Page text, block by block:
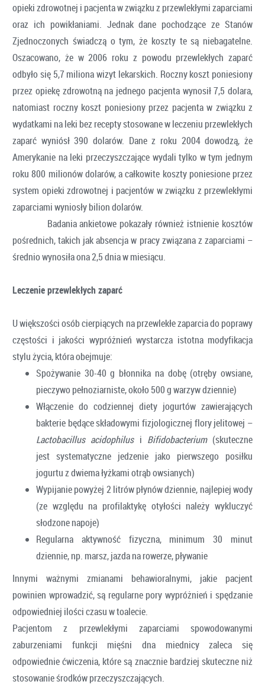
opieki zdrowotnej i pacjenta w związku z przewlekłymi zaparciami
oraz ich powikłaniami. Jednak dane pochodzące ze Stanów
Zjednoczonych świadczą o tym, że koszty te są niebagatelne.
Oszacowano, że w 2006 roku z powodu przewlekłych zaparć
odbyło się 5,7 miliona wizyt lekarskich. Roczny koszt poniesiony
przez opiekę zdrowotną na jednego pacjenta wynosił 7,5 dolara,
natomiast roczny koszt poniesiony przez pacjenta w związku z
wydatkami na leki bez recepty stosowane w leczeniu przewlekłych
zaparć wyniósł 390 dolarów. Dane z roku 2004 dowodzą, że
Amerykanie na leki przeczyszczające wydali tylko w tym jednym
roku 800 milionów dolarów, a całkowite koszty poniesione przez
system opieki zdrowotnej i pacjentów w związku z przewlekłymi
zaparciami wyniosły bilion dolarów.
Badania ankietowe pokazały również istnienie kosztów
pośrednich, takich jak absencja w pracy związana z zaparciami –
średnio wynosiła ona 2,5 dnia w miesiącu.
Leczenie przewlekłych zaparć
U większości osób cierpiących na przewlekłe zaparcia do poprawy
częstości i jakości wypróżnień wystarcza istotna modyfikacja
stylu życia, która obejmuje:
Spożywanie 30-40 g błonnika na dobę (otręby owsiane,
pieczywo pełnoziarniste, około 500 g warzyw dziennie)
Włączenie do codziennej diety jogurtów zawierających
bakterie będące składowymi fizjologicznej flory jelitowej –
Lactobacillus acidophilusi Bifidobacterium(skuteczne
jest systematyczne jedzenie jako pierwszego posiłku
jogurtu z dwiema łyżkami otrąb owsianych)
Wypijanie powyżej 2 litrów płynów dziennie, najlepiej wody
(ze względu na profilaktykę otyłości należy wykluczyć
słodzone napoje)
Regularna aktywność fizyczna, minimum 30 minut
dziennie, np. marsz, jazda na rowerze, pływanie
Innymi ważnymi zmianami behawioralnymi, jakie pacjent
powinien wprowadzić, są regularne pory wypróżnień i spędzanie
odpowiedniej ilości czasu w toalecie.
Pacjentom z przewlekłymi zaparciami spowodowanymi
zaburzeniami funkcji mięśni dna miednicy zaleca się
odpowiednie ćwiczenia, które są znacznie bardziej skuteczne niż
stosowanie środków przeczyszczających.